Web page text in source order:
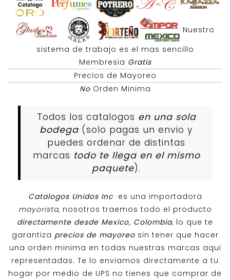
Nuestro
sistema de trabajo es el mas sencillo
Membresia Gratis
Precios de Mayoreo
NoOrden Minima
Todos los catalogos en una sola
bodega (solo pagas un envio y
puedes ordenar de distintas
marcas todo te llega en el mismo
paquete).
Catalogos Unidos Inc es una importadora
mayorista, nosotros traemos todo el producto
directamente desde Mexico, Colombia, lo que te
garantiza precios de mayoreosin tener que hacer
una orden minima en todas nuestras marcas aqui
representadas. Te lo enviamos directamente a tu
hogar por medio de UPS no tienes que comprar de